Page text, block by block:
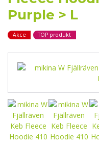
Purple > L
Akce TOP produkt